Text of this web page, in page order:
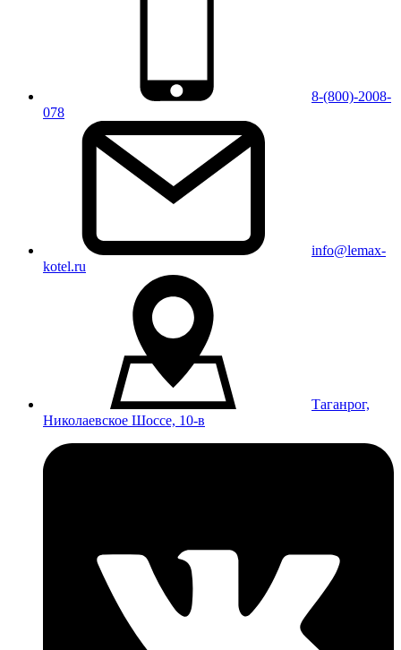
8-(800)-2008-
078
info@lemax-
kotel.ru
Таганрог,
Николаевское Шоссе, 10-в